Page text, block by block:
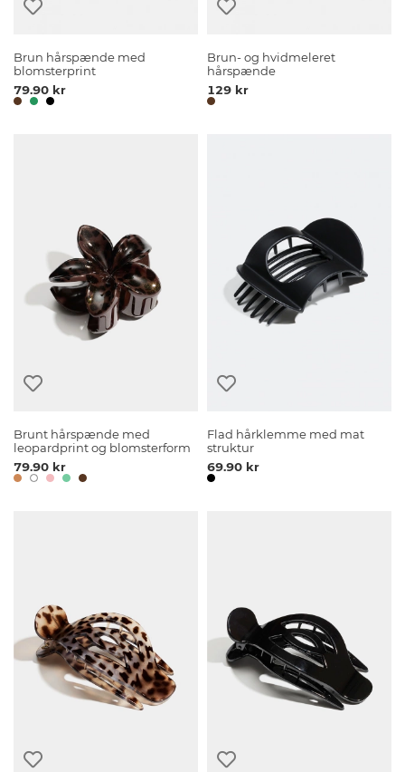
Brun hårspænde med
blomsterprint
79.90 kr
Brun- og hvidmeleret
hårspænde
129 kr
Brunt hårspænde med
leopardprint og blomsterform
79.90 kr
Flad hårklemme med mat
struktur
69.90 kr